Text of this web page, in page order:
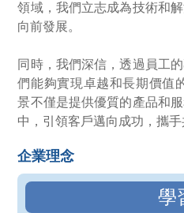
領域，我們立志成為技術和
向前發展。
同時，我們深信，透過員工
們能夠實現卓越和長期價值
景不僅是提供優質的產品和
中，引領客戶邁向成功，攜
企業理念
學